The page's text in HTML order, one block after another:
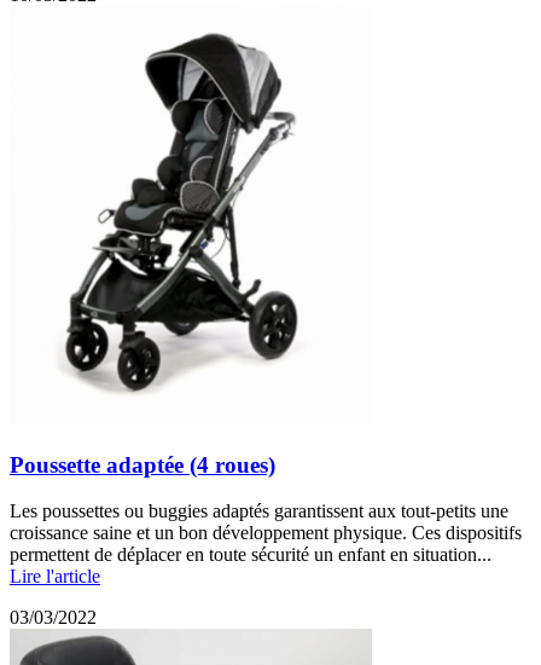
Poussette adaptée (4 roues)
Les poussettes ou buggies adaptés garantissent aux tout-petits une
croissance saine et un bon développement physique. Ces dispositifs
permettent de déplacer en toute sécurité un enfant en situation...
Lire l'article
03/03/2022